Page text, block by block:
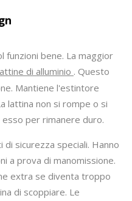
funzioni bene. La maggior
di alluminio . Questo
Mantiene l'estintore
lattina non si rompe o si
per rimanere duro.
sicurezza speciali. Hanno
a prova di manomissione.
extra se diventa troppo
di scoppiare. Le